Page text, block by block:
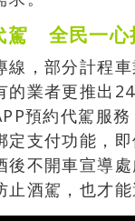
駕 全民一心
線，部分計程
的業者更推出
預約代駕服
定支付功能，
後不開車宣導
酒駕，也才能